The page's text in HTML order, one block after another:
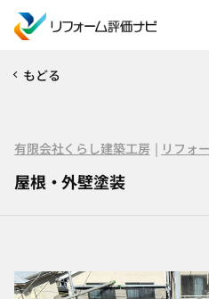
もどる
有限会社くらし建築工房 | リフォ
屋根・外壁塗装